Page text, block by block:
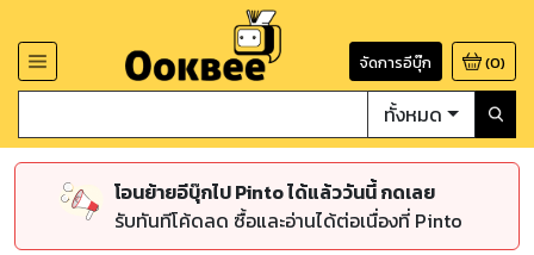
จัดการอีบุ๊ก (0)
ทั้งหมด
โอนย้ายอีบุ๊กไป Pinto ได้แล้ววันนี้ กดเลย
รับทันทีโค้ดลด ซื้อและอ่านได้ต่อเนื่องที่ Pinto